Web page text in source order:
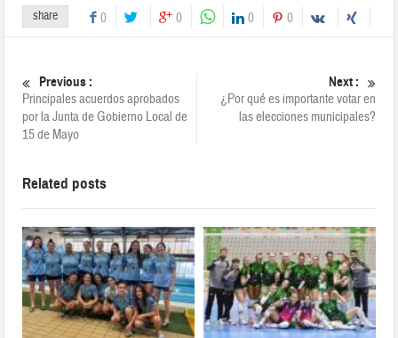
share 0 0 0 0
Previous :
Principales acuerdos aprobados
por la Junta de Gobierno Local de
15 de Mayo
Next :
¿Por qué es importante votar en
las elecciones municipales?
Related posts